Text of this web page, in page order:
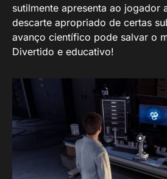
sutilmente apresenta ao jogador
descarte apropriado de certas
avanço científico pode salvar o
Divertido e educativo!